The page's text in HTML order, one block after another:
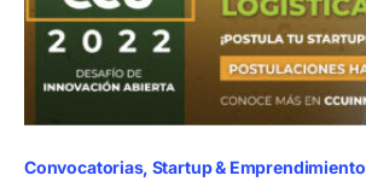
Convocatorias Startup & Emprendimiento